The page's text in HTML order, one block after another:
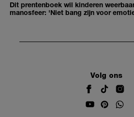
Dit prentenboek wil kinderen
manosfeer: 'Niet bang zijn voor
Volg ons